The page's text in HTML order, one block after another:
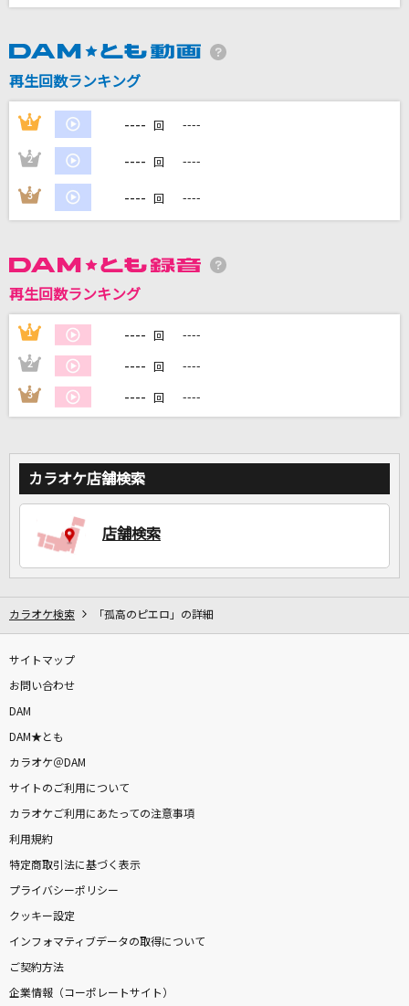
もっと見る
DAMの新曲・ランキングなど
カラオケをもっと楽しもう！
自宅でカラオケ歌い放題！
再生回数ランキング
1 ---- 回 ----
2 ---- 回 ----
3 ---- 回 ----
再生回数ランキング
1 ---- 回 ----
2 ---- 回 ----
3 ---- 回 ----
カラオケ店舗検索
店舗検索
カラオケ検索 「孤高のピエロ」の詳細
サイトマップ
お問い合わせ
DAM
DAM★とも
カラオケ＠DAM
サイトのご利用について
カラオケご利用にあたっての注意事項
利用規約
特定商取引法に基づく表示
プライバシーポリシー
クッキー設定
インフォマティブデータの取得について
ご契約方法
企業情報（コーポレートサイト）